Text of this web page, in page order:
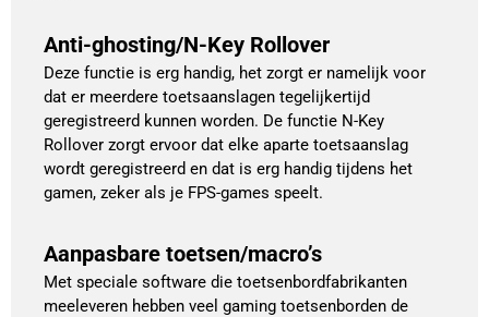
Anti-ghosting/N-Key Rollover
Deze functie is erg handig, het zorgt er namelijk voor
dat er meerdere toetsaanslagen tegelijkertijd
geregistreerd kunnen worden. De functie N-Key
Rollover zorgt ervoor dat elke aparte toetsaanslag
wordt geregistreerd en dat is erg handig tijdens het
gamen, zeker als je FPS-games speelt.
Aanpasbare toetsen/macro’s
Met speciale software die toetsenbordfabrikanten
meeleveren hebben veel gaming toetsenborden de